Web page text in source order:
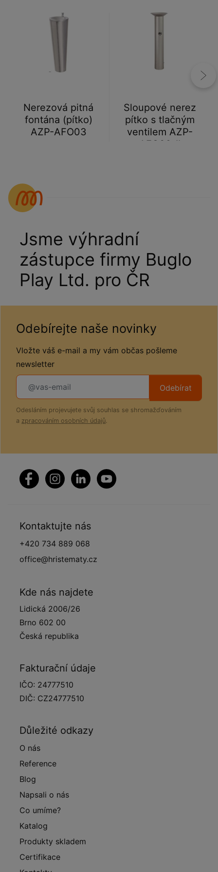
Nerezová pitná
fontána (pítko)
AZP-AFO03
Sloupové nerez
pítko s tlačným
ventilem AZP-
AFO02-II
Jsme výhradní
zástupce firmy Buglo
Play Ltd. pro ČR
Odebírejte naše novinky
Vložte váš e-mail a my vám občas pošleme
newsletter
Odebírat
Odesláním projevujete svůj souhlas se shromažďováním
a zpracováním osobních údajů.
Kontaktujte nás
+420 734 889 068
office@hristematy.cz
Kde nás najdete
Lidická 2006/26
Brno 602 00
Česká republika
Fakturační údaje
IČO: 24777510
DIČ: CZ24777510
Důležité odkazy
O nás
Reference
Blog
Napsali o nás
Co umíme?
Katalog
Produkty skladem
Certifikace